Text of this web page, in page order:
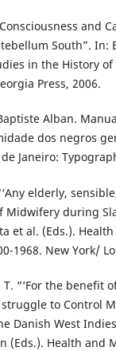
and
South”. In:
in the History
Press, 2006.
Alban.
dos negros
Janeiro:
elderly,
Midwifery during
et al. (Eds.).
1968. New York/
T. “‘For the
struggle to Control
Danish West
(Eds.). Health